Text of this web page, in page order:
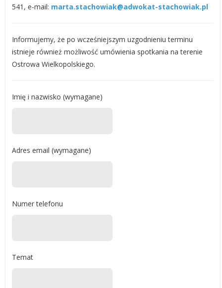
541, e-mail: marta.stachowiak@adwokat-stachowiak.pl
Informujemy, że po wcześniejszym uzgodnieniu terminu
istnieje również możliwość umówienia spotkania na terenie
Ostrowa Wielkopolskiego.
Imię i nazwisko (wymagane)
Adres email (wymagane)
Numer telefonu
Temat